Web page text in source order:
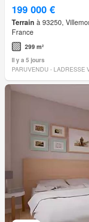
199 000 €
Terrain à 93250,
France
299 m²
Il y a 5 jours
PARUVENDU - LADRESSE